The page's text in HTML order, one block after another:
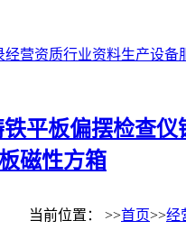
经营资质行业资料生产设备
平板偏摆检查仪
磁性方箱
当前位置： >>首页>>经